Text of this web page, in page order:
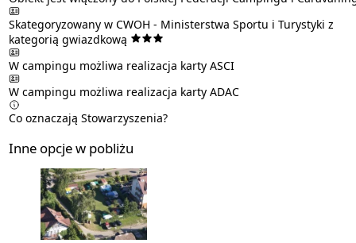
Skategoryzowany w CWOH - Ministerstwa Sportu i Turystyki z
kategorią gwiazdkową
W campingu możliwa realizacja karty ASCI
W campingu możliwa realizacja karty ADAC
Co oznaczają Stowarzyszenia?
Inne opcje w pobliżu